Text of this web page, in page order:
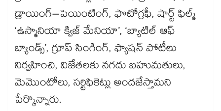
డ్రాయింగ్–పెయింటింగ్, ఫొటోగ్రఫీ, షార్ట్ ఫిల్మ్
‘ఉస్మానియా క్విజ్ మేనియా’, ‘బ్యాటిల్ ఆఫ్
బ్యాండ్స్’, గ్రూప్ సింగింగ్, ఫ్యాషన్ పోటీలు
నిర్వహించి, విజేతలకు నగదు బహుమతులు,
మెమొంటోలు, సర్టిఫికెట్లు అందజేస్తామని
పేర్కొన్నారు.